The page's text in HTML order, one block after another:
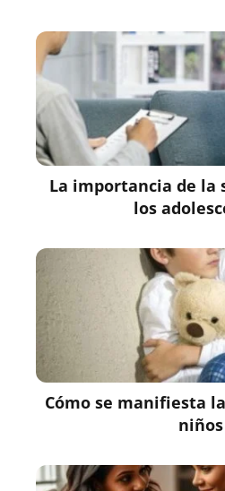
La importancia de la
los
Cómo se manifiesta
niños